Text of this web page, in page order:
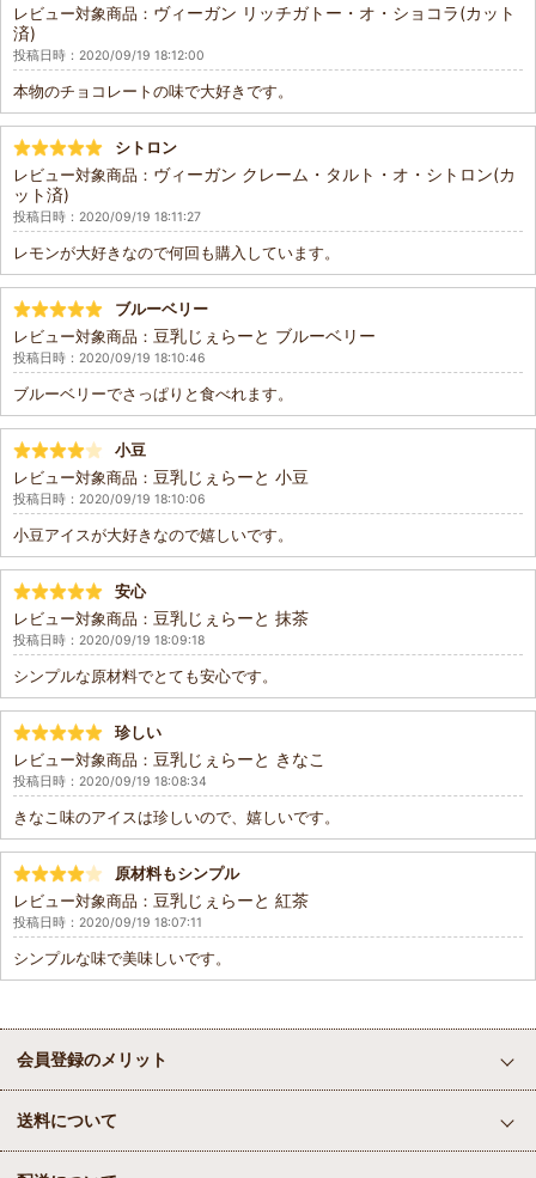
レビュー対象商品： ヴィーガン リッチガトー・オ・ショコラ(カット
済)
投稿日時：2020/09/19 18:12:00
本物のチョコレートの味で大好きです。
シトロン
レビュー対象商品： ヴィーガン クレーム・タルト・オ・シトロン(カ
ット済)
投稿日時：2020/09/19 18:11:27
レモンが大好きなので何回も購入しています。
ブルーベリー
レビュー対象商品： 豆乳じぇらーと ブルーベリー
投稿日時：2020/09/19 18:10:46
ブルーベリーでさっぱりと食べれます。
小豆
レビュー対象商品： 豆乳じぇらーと 小豆
投稿日時：2020/09/19 18:10:06
小豆アイスが大好きなので嬉しいです。
安心
レビュー対象商品： 豆乳じぇらーと 抹茶
投稿日時：2020/09/19 18:09:18
シンプルな原材料でとても安心です。
珍しい
レビュー対象商品： 豆乳じぇらーと きなこ
投稿日時：2020/09/19 18:08:34
きなこ味のアイスは珍しいので、嬉しいです。
原材料もシンプル
レビュー対象商品： 豆乳じぇらーと 紅茶
投稿日時：2020/09/19 18:07:11
シンプルな味で美味しいです。
会員登録のメリット
送料について